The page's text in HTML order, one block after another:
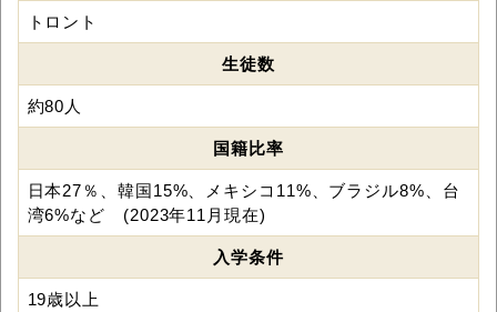
トロント
生徒数
約80人
国籍比率
日本27％、韓国15%、メキシコ11%、ブラジル8%、台
湾6%など (2023年11月現在)
入学条件
19歳以上